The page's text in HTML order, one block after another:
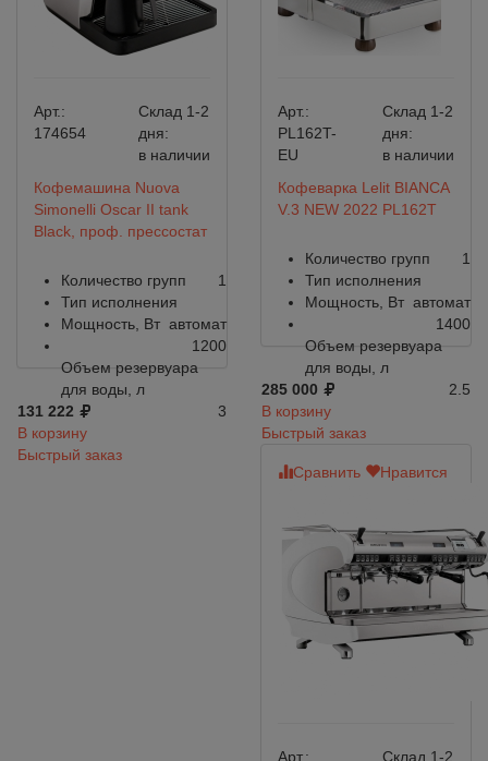
Арт.:
174654
Склад 1-2
дня:
в наличии
Кофемашина Nuova
Simonelli Oscar II tank
Black, проф. прессостат
Количество групп
1
Тип исполнения
автомат
Мощность, Вт
1200
Объем резервуара
для воды, л
3
131 222
В корзину
Быстрый заказ
Арт.:
PL162T-
EU
Склад 1-2
дня:
в наличии
Кофеварка Lelit BIANCA
V.3 NEW 2022 PL162T
Количество групп
1
Тип исполнения
автомат
Мощность, Вт
1400
Объем резервуара
для воды, л
2.5
285 000
В корзину
Быстрый заказ
Сравнить Нравится
Арт.: Склад 1-2